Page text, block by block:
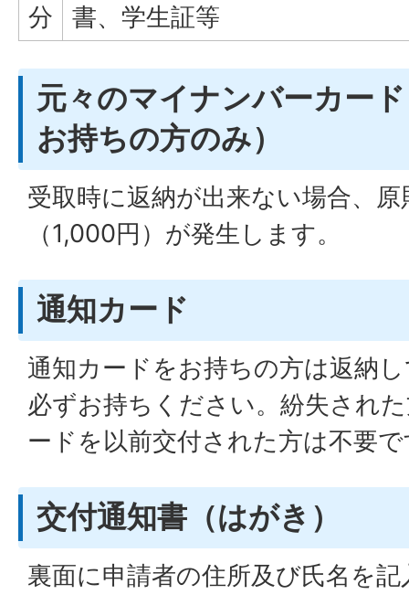
分
書、学生証等
元々のマイナンバーカー
お持ちの方のみ）
受取時に返納が出来ない場合、
（1,000円）が発生します。
通知カード
通知カードをお持ちの方は返納
必ずお持ちください。紛失され
ードを以前交付された方は不要
交付通知書（はがき）
裏面に申請者の住所及び氏名を